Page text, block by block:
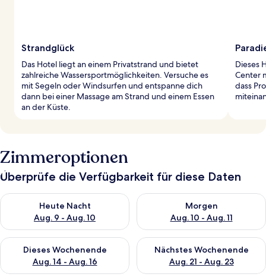
Strandglück
Das Hotel liegt an einem Privatstrand und bietet
zahlreiche Wassersportmöglichkeiten. Versuche es
mit Segeln oder Windsurfen und entspanne dich
dann bei einer Massage am Strand und einem Essen
an der Küste.
Dieses
Center
dass
Zimmeroptionen
Überprüfe die Verfügbarkeit für diese Daten
Heute Nacht
Aug. 9 - Aug. 10
Überprüfe die Verfügbarkeit für heute Nacht, Aug. 9 - Aug.
Morgen
Aug. 10 - Aug. 11
Überprüfe die Verfügbarkeit
Dieses Wochenende
Aug. 14 - Aug. 16
Überprüfe die Verfügbarkeit für dieses Wochenende, Aug. 14
Nächstes Wochenende
Aug. 21 - Aug. 23
Überprüfe die Verfügbarkeit